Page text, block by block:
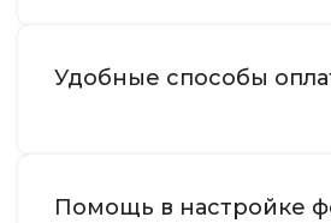
Удобные способы
Помощь в настройке